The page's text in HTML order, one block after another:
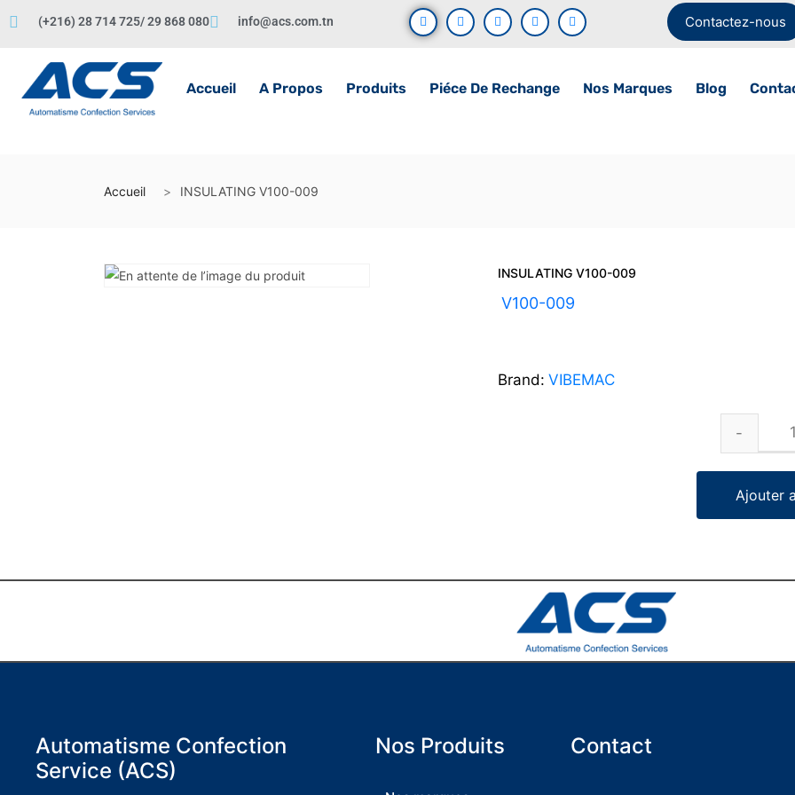
(+216) 28 714 725/ 29 868 080 info@acs.com.tn Contactez-nous
Accueil A Propos Produits Piéce De Rechange Nos Marques Blog
Accueil INSULATING V100-009
INSULATING V100-009
V100-009
Brand: VIBEMAC
Ajouter
Automatisme Confection
Service (ACS)
Nos Produits Contact